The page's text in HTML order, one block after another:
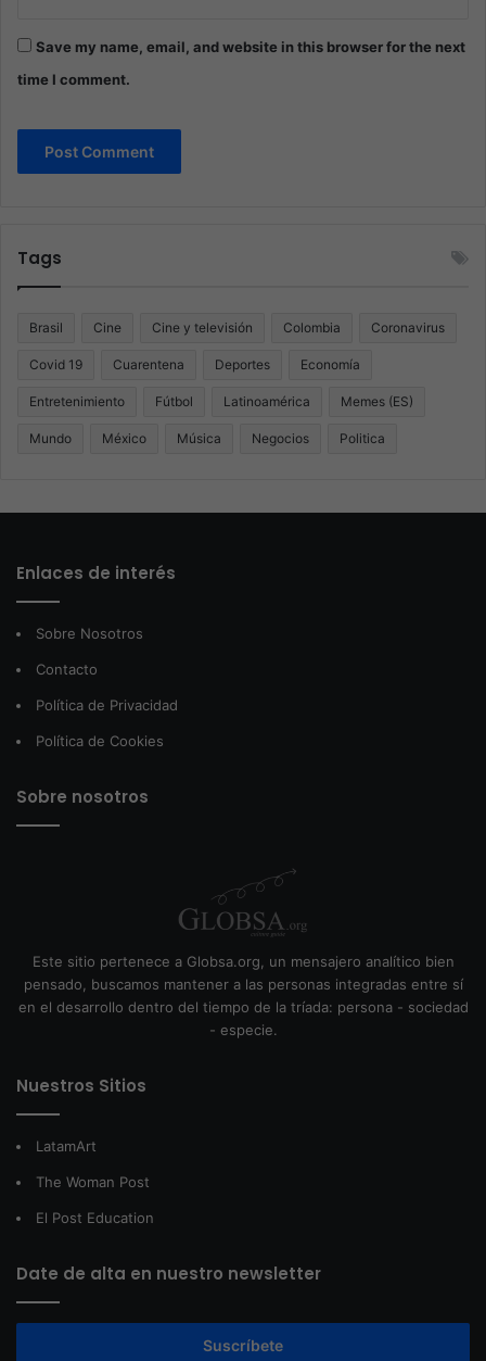
Save my name, email, and website in this browser for the next
time I comment.
Tags
Brasil Cine Cine y televisión Colombia Coronavirus
Covid 19 Cuarentena Deportes Economía
Entretenimiento Fútbol Latinoamérica Memes (ES)
Mundo México Música Negocios Politica
Enlaces de interés
Sobre Nosotros
Contacto
Política de Privacidad
Política de Cookies
Sobre nosotros
Este sitio pertenece a Globsa.org, un mensajero analítico bien
pensado, buscamos mantener a las personas integradas entre sí
en el desarrollo dentro del tiempo de la tríada: persona - sociedad
- especie.
Nuestros Sitios
LatamArt
The Woman Post
El Post Education
Date de alta en nuestro newsletter
Suscríbete